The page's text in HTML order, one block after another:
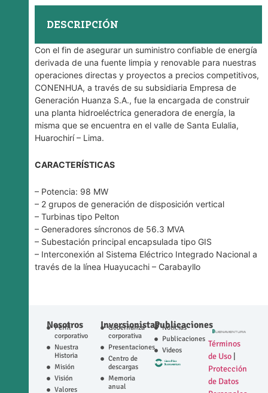
DESCRIPCIÓN
Con el fin de asegurar un suministro confiable de energía
derivada de una fuente limpia y renovable para nuestras
operaciones directas y proyectos a precios competitivos,
CONENHUA, a través de su subsidiaria Empresa de
Generación Huanza S.A., fue la encargada de construir
una planta hidroeléctrica generadora de energía, la
misma que se encuentra en el valle de Santa Eulalia,
Huarochirí – Lima.
CARACTERÍSTICAS
– Potencia: 98 MW
– 2 grupos de generación de disposición vertical
– Turbinas tipo Pelton
– Generadores síncronos de 56.3 MVA
– Subestación principal encapsulada tipo GIS
– Interconexión al Sistema Eléctrico Integrado Nacional a
través de la línea Huayucachi – Carabayllo
Nosotros
Perfil
corporativo
Nuestra
Historia
Misión
Visión
Valores
Inversionistas
Gobernanza
corporativa
Presentaciones
Centro de
descargas
Memoria
anual
Publicaciones
Noticias
Publicaciones
Videos
Términos
de Uso
Protección
de Datos